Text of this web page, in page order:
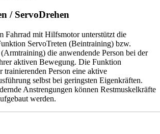
/ ServoDrehen
Fahrrad mit Hilfsmotor unterstützt die
ServoTreten (Beintraining) bzw.
die anwendende Person bei der
aktiven Bewegung. Die Funktion
trainierenden Person eine aktive
selbst bei geringsten Eigenkräften.
Anstrengungen können Restmuskelkräfte
werden.